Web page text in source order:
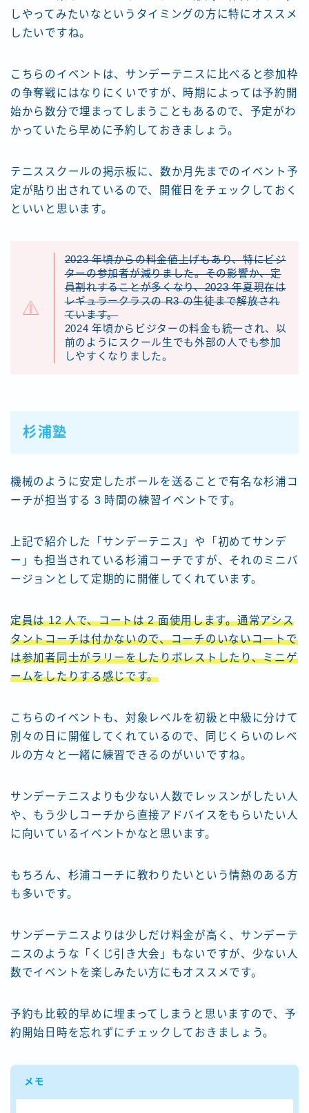
しやってみたいなというタイミングの方に特にオススメ
したいですね。
こちらのイベントは、サンデーテニスに比べると参加枠
の争奪戦にはなりにくいですが、時期によっては予約開
始から数分で埋まってしまうこともあるので、予定がわ
かっていたら早めに予約しておきましょう。
テニススクールの掲示板に、数か月先までのイベント予
定が貼り出されているので、開催日をチェックしておく
といいと思います。
2023 年頃からの料金値上げもあり、特にビジ
ターの参加者が減りました。その影響か、定
員割れすることが多くなり、2023 年夏現在は
レギュラークラスの R3 の生徒まで解放され
ています。
2024 年頃からビジターの料金も統一され、以
前のようにスクール生でも外部の人でも参加
しやすくなりました。
杉浦塾
機械のように安定したボールを送ることで有名な杉浦コ
ーチが担当する 3 時間の練習イベントです。
上記で紹介した「サンデーテニス」や「初めてサンデ
ー」も担当されている杉浦コーチですが、それのミニバ
ージョンとして定期的に開催してくれています。
定員は 12 人で、コートは 2 面使用します。通常アシス
タントコーチは付かないので、コーチのいないコートで
は参加者同士がラリーをしたりボレストしたり、ミニゲ
ームをしたりする感じです。
こちらのイベントも、対象レベルを初級と中級に分けて
別々の日に開催してくれているので、同じくらいのレベ
ルの方々と一緒に練習できるのがいいですね。
サンデーテニスよりも少ない人数でレッスンがしたい人
や、もう少しコーチから直接アドバイスをもらいたい人
に向いているイベントかなと思います。
もちろん、杉浦コーチに教わりたいという情熱のある方
も多いです。
サンデーテニスよりは少しだけ料金が高く、サンデーテ
ニスのような「くじ引き大会」もないですが、少ない人
数でイベントを楽しみたい方にもオススメです。
予約も比較的早めに埋まってしまうと思いますので、予
約開始日時を忘れずにチェックしておきましょう。
メモ